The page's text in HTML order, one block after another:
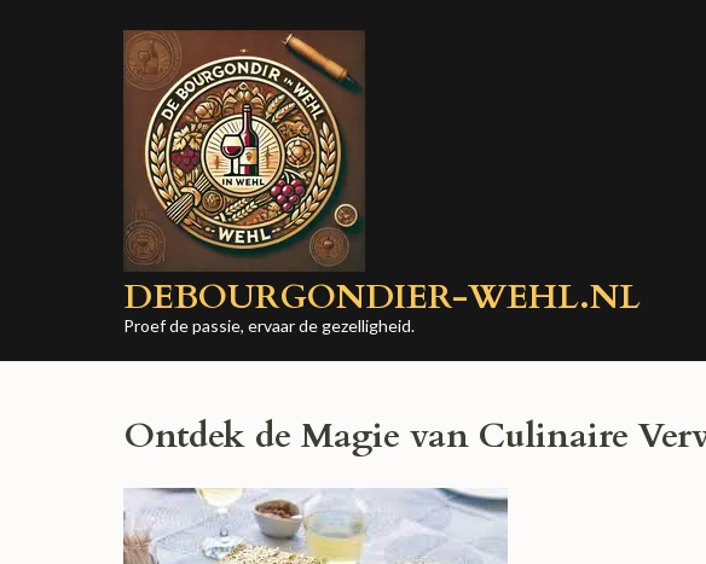
DEBOURGONDIER-WEHL.NL
Proef de passie, ervaar de gezelligheid.
Ontdek de Magie van Culinaire